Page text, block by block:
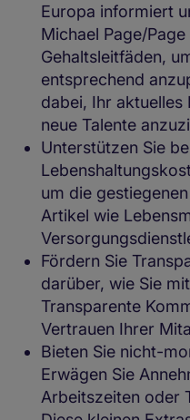
Europa informiert
Michael Page/Page
Gehaltsleitfäden,
entsprechend
dabei, Ihr aktuelles
neue Talente
Unterstützen Sie
um die
Artikel wie
Fördern Sie
darüber, wie Sie
Transparente
Vertrauen Ihrer
Bieten Sie nicht-
Erwägen Sie
Arbeitszeiten oder